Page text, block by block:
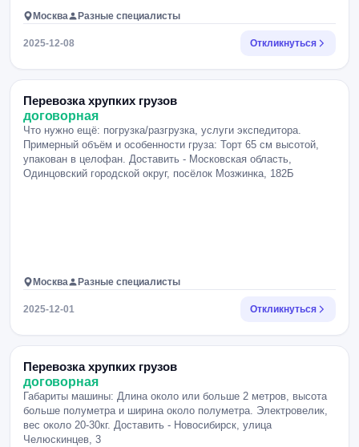
Москва Разные специалисты
2025-12-08 Откликнуться
Перевозка хрупких грузов
договорная
Что нужно ещё: погрузка/разгрузка, услуги экспедитора.
Примерный объём и особенности груза: Торт 65 см высотой,
упакован в целофан. Доставить - Московская область,
Одинцовский городской округ, посёлок Мозжинка, 182Б
Москва Разные специалисты
2025-12-01 Откликнуться
Перевозка хрупких грузов
договорная
Габариты машины: Длина около или больше 2 метров, высота
больше полуметра и ширина около полуметра. Электровелик,
вес около 20-30кг. Доставить - Новосибирск, улица
Челюскинцев, 3